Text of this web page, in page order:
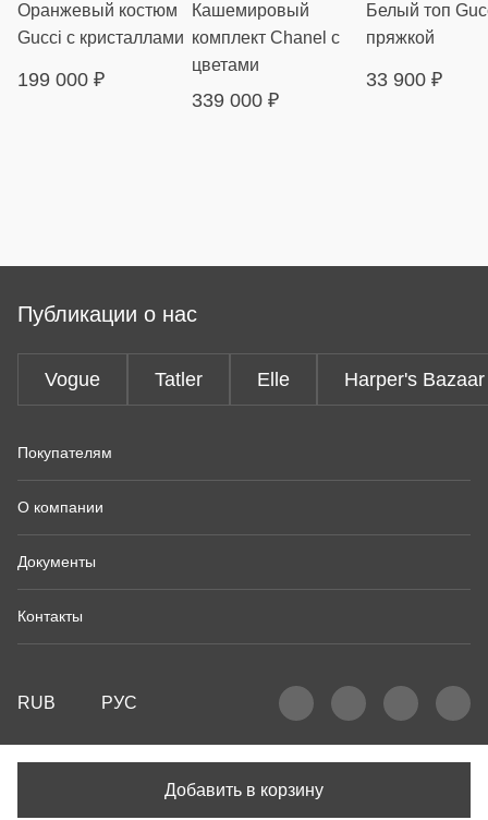
Добавить в корзину
Оранжевый костюм
Gucci с кристаллами
199 000 ₽
Кашемировый
комплект Chanel с
цветами
339 000 ₽
Белый топ
пряжкой
33 900 ₽
Публикации о нас
Vogue Tatler Elle Harper's Bazaar
Покупателям
О компании
Документы
Контакты
RUB РУС